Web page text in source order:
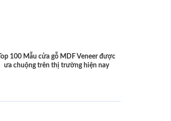
Top 100 Mẫu cửa gỗ MDF Veneer được
ưa chuộng trên thị trường hiện nay